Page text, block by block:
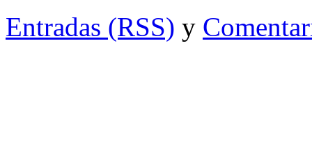
Entradas (RSS) y